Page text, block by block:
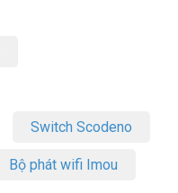
Switch Scodeno
Bộ phát wifi Imou